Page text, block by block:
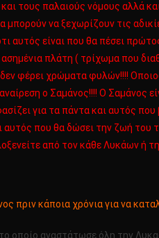
τους παλαιούς νόμους αλλά
να ξεχωρίζουν τις
αυτός είναι που θα πέσει
πλάτη ( τρίχωμα που
φέρει χρώματα φυλών!!!!
ο Σαμάνος!!!! Ο Σαμάνος
για τα πάντα και αυτός
που θα δώσει την ζωή του
από τον κάθε Λυκάων ή
πριν κάποια χρόνια για να
οποίο αναστάτωσε όλη την